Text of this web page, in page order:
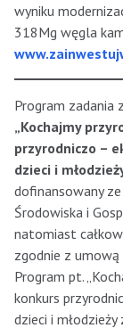
wyniku
318Mg węgla
Program zadania
„Kochajmy
przyrodniczo –
dzieci i
dofinansowany
Środowiska i
natomiast
zgodnie z
Program pt.
konkurs
dzieci i